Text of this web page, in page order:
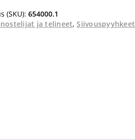
(SKU):654000.1
ja telineet,Siivouspyyhkeet